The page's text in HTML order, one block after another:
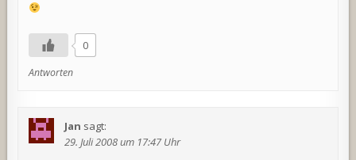
0
Antworten
Jan sagt:
29. Juli 2008 um 17:47 Uhr